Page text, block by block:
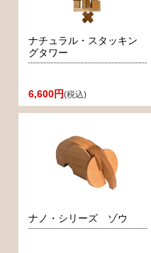
ナチュラル・スタッキン
グタワー
6,600円(税込)
ナノ・シリーズ ゾウ